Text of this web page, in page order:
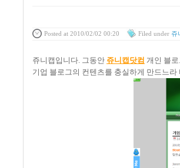
Posted at 2010/02/02 00:20 Filed under 쥬
쥬니캡입니다 그동안 쥬니캡닷컴 개인 블
기업 블로그의 컨텐츠를 충실하게 만드느라